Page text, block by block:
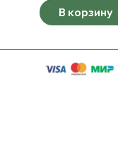
В корзину